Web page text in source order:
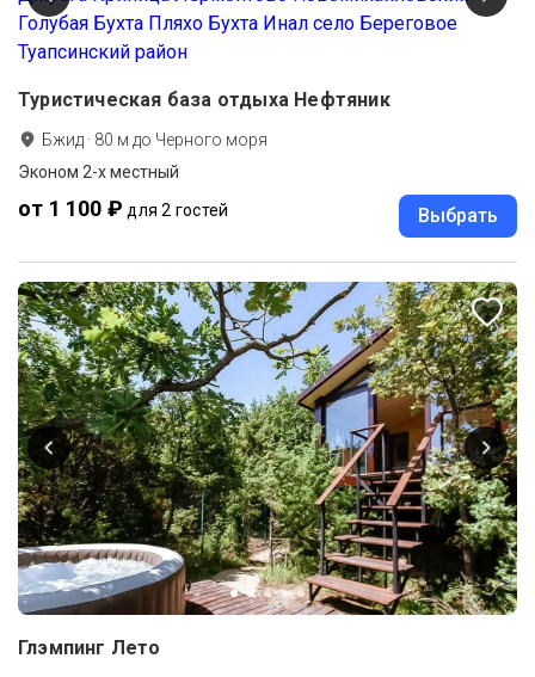
Туристическая база отдыха Нефтяник
Бжид · 80 м до Черного моря
Эконом 2-х местный
от 1 100 ₽ для 2 гостей Выбрать
Глэмпинг Лето